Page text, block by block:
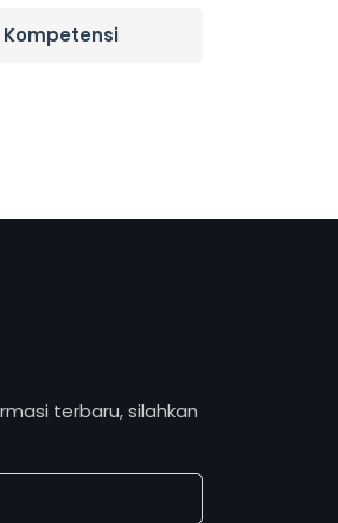
Kompetensi
terbaru, silahkan